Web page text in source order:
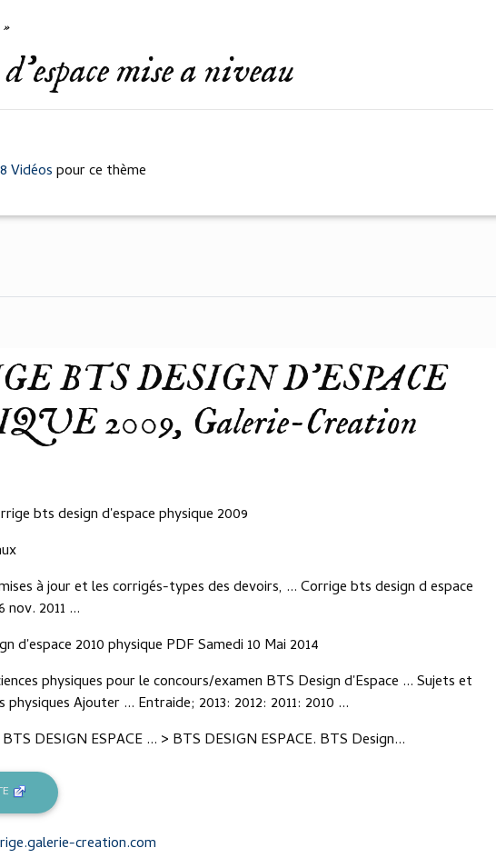
»
d'espace mise a niveau
8 Vidéospour ce thème
BTS DESIGN D'ESPACE
2009, Galerie-Creation
bts design d'espace physique 2009
à jour et les corrigés-types des devoirs, ... Corrige bts design d espace
nov. 2011 ...
d'espace 2010 physique PDF Samedi 10 Mai 2014
physiques pour le concours/examen BTS Design d'Espace ... Sujets et
physiques Ajouter ... Entraide; 2013: 2012: 2011: 2010 ...
DESIGN ESPACE ... > BTS DESIGN ESPACE. BTS Design...
creation.com